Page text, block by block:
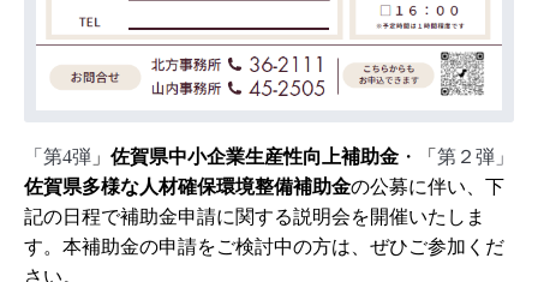
「第4弾 」 佐賀県中小企業生産性向上補助金 ・「 第２弾」
佐賀県多様な人材確保環境整備補助金の公募に伴い、下
記の日程で補助金申請に関する説明会を開催いたしま
す。本補助金の申請をご検討中の方は、ぜひご参加くだ
さい。